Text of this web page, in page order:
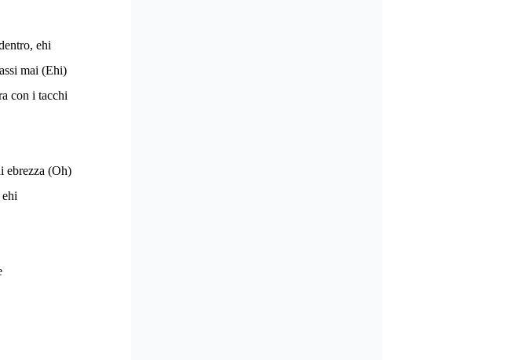
ehi
mai (Ehi)
con i tacchi
ebrezza (Oh)